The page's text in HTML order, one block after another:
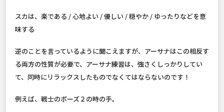
スカは、楽である / 心地よい / 優しい / 穏やか / ゆったりなどを意
味する
逆のことを言っているように聞こえますが、アーサナはこの相反す
る両方の性質が必要で、アーサナ練習は、強さくしっかりしてい
て、同時にリラックスしたものでなくてはならないのです！
例えば、戦士のポーズ２の時の手。